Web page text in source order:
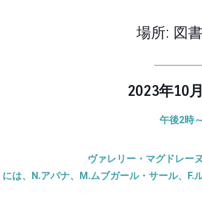
場所: 図
2023年10
午後2時
ヴァレリー・マグドレー
には、N.アパナ、M.ムブガール・サール、F.